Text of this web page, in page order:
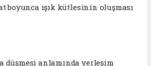
boyunca ışık kütlesinin oluşması
düşmesi anlamında yerleşim